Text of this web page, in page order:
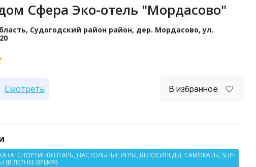
Сфера Эко-отель "Мордасово"
Судогодский район район, дер. Мордасово, ул.
Смотреть В избранное
СПОРТИНВЕНТАРЬ, НАСТОЛЬНЫЕ ИГРЫ, ВЕЛОСИПЕДЫ, САМОКАТЫ, SUP-
ЛЕТНЕЕ ВРЕМЯ)